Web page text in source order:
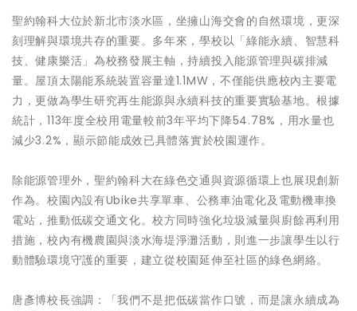
聖約翰科大位於新北市淡水區，坐擁山海交會的自然環境，更深
刻理解與環境共存的重要。多年來，學校以「綠能永續、智慧科
技、健康樂活」為校務發展主軸，持續投入能源管理與碳排減
量。屋頂太陽能系統裝置容量達1.1MW，不僅能供應校內主要電
力，更做為學生研究再生能源與永續科技的重要實驗基地。根據
統計，113年度全校用電量較前3年平均下降54.78%，用水量也
減少3.2%，顯示節能成效已具體落實於校園運作。
除能源管理外，聖約翰科大在綠色交通與資源循環上也展現創新
作為。校園內設有Ubike共享單車、公務車油電化及電動機車換
電站，推動低碳交通文化。校方同時強化垃圾減量與廚餘再利用
措施，校內有機農園與淡水海堤淨灘活動，則進一步讓學生以行
動體驗環境守護的重要，建立從校園延伸至社區的綠色網絡。
唐彥博校長強調：「我們不是把低碳當作口號，而是讓永續成為